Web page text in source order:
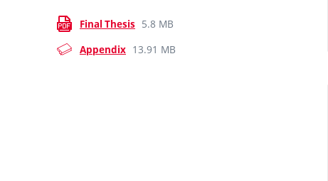
Final Thesis 5.8 MB
Appendix 13.91 MB